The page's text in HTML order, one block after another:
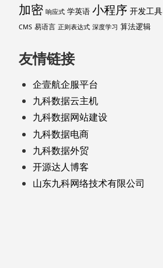
加密 响应式 学英语 小程序 开发工具
CMS 易语言 正则表达式 深度学习 算法逻辑
友情链接
企壹航企服平台
九科数据云主机
九科数据网站建设
九科数据电商
九科数据外贸
开源达人博客
山东九科网络技术有限公司